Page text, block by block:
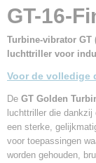
Bruto gewicht
4,20 Kg
GT-16-
Turbine-vibrator GT
luchttriller voor
Voor de volledige
De GT Golden
luchttriller die
een sterke,
voor toepassingen
worden gehouden,